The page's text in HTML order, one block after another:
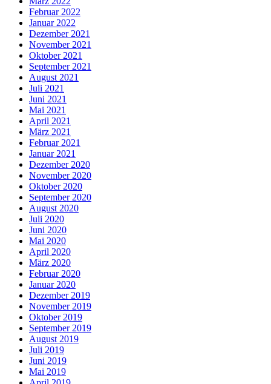
Februar 2022
Januar 2022
Dezember 2021
November 2021
Oktober 2021
September 2021
August 2021
Juli 2021
Juni 2021
Mai 2021
April 2021
März 2021
Februar 2021
Januar 2021
Dezember 2020
November 2020
Oktober 2020
September 2020
August 2020
Juli 2020
Juni 2020
Mai 2020
April 2020
März 2020
Februar 2020
Januar 2020
Dezember 2019
November 2019
Oktober 2019
September 2019
August 2019
Juli 2019
Juni 2019
Mai 2019